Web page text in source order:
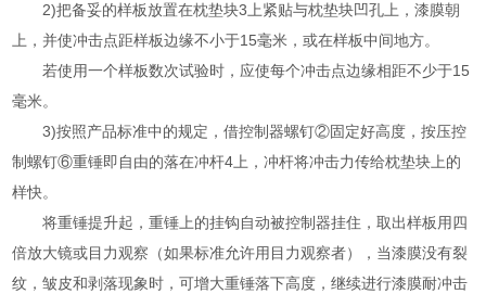
2)把备妥的样板放置在枕垫块3上紧贴与枕垫块凹孔上，漆膜朝
上，并使冲击点距样板边缘不小于15毫米，或在样板中间地方。
若使用一个样板数次试验时，应使每个冲击点边缘相距不少于15
毫米。
3)按照产品标准中的规定，借控制器螺钉②固定好高度，按压控
制螺钉⑥重锤即自由的落在冲杆4上，冲杆将冲击力传给枕垫块上的
样快。
将重锤提升起，重锤上的挂钩自动被控制器挂住，取出样板用四
倍放大镜或目力观察（如果标准允许用目力观察者），当漆膜没有裂
纹，皱皮和剥落现象时，可增大重锤落下高度，继续进行漆膜耐冲击